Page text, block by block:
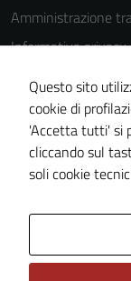
Amministrazione
Informativa privacy
Cookie Policy
Note legali
Dichiarazione di
Piano di
Questo sito
cookie di
'Accetta tutti' si
cliccando sul
soli cookie